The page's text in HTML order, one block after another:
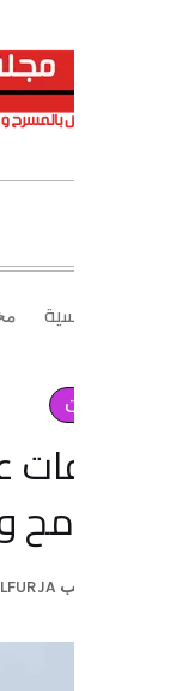
مخلفات
عمليات
29 مايو، 2026